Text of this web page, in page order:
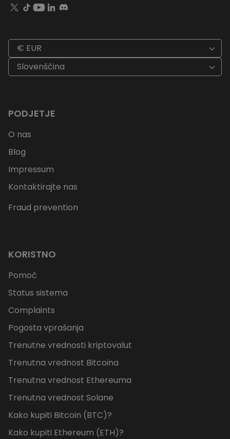
€ EUR
Slovenščina
PODJETJE
O nas
Blog
Impressum
Kontaktirajte nas
Fraud prevention
KORISTNO
Pomoč
Status sistema
Complaints
Pogosta vprašanja
Trenutne vrednosti kriptovalut
Trenutna vrednost Bitcoina
Trenutna vrednost Ethereuma
Trenutna vrednost Solane
Kako kupiti Bitcoin (BTC)?
Kako kupiti Ethereum (ETH)?